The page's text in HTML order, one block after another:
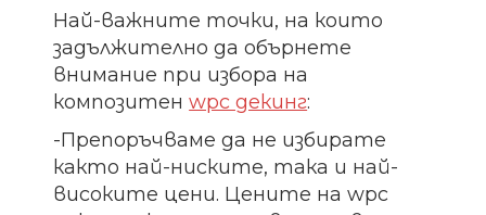
Най-важните точки, на които
задължително да обърнете
внимание при избора на
композитенwpc декинг:
-Препоръчваме да не избирате
както най-ниските, така и най-
високите цени. Цените на wpc